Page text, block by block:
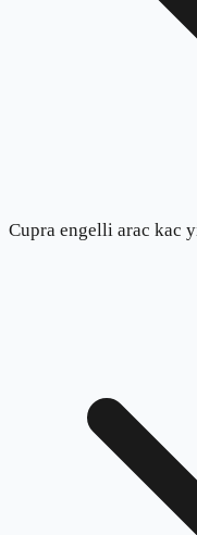
Cupra engelli arac kac